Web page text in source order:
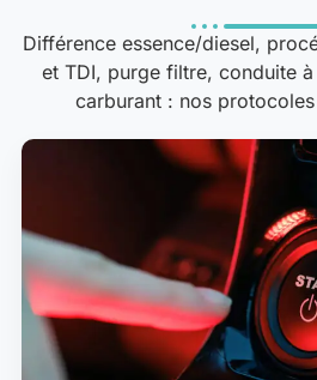
Différence essence/diesel,
et TDI, purge filtre, conduite
carburant : nos